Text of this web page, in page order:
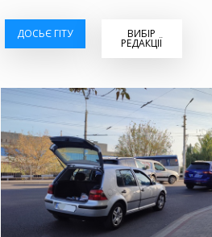
ДОСЬЄ ГІТУ ВИБІР
РЕДАКЦІЇ